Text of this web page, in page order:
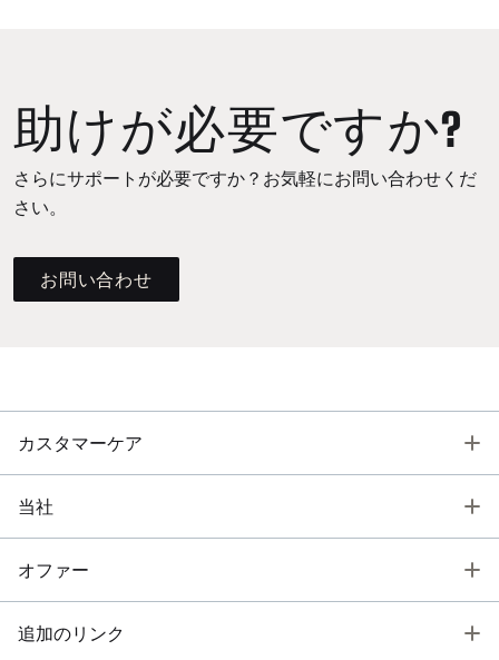
助けが必要ですか?
さらにサポートが必要ですか？お気軽にお問い合わせくだ
さい。
お問い合わせ
カスタマーケア
当社
オファー
追加のリンク